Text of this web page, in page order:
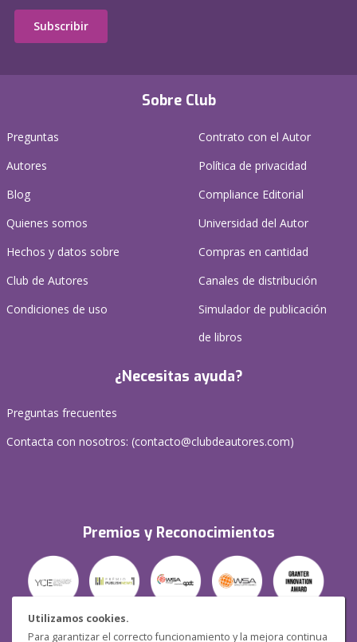
Utilizamos cookies.
Para garantizar el correcto funcionamiento y la mejora continua
Sobre Club
Preguntas
Autores
Blog
Quienes somos
Hechos y datos sobre
Club de Autores
Condiciones de uso
Contrato con el Autor
Política de privacidad
Compliance Editorial
Universidad del Autor
Compras en cantidad
Canales de distribución
Simulador de publicación
de libros
¿Necesitas ayuda?
Preguntas frecuentes
Contacta con nosotros: (contacto@clubdeautores.com)
Premios y Reconocimientos
Subscribir